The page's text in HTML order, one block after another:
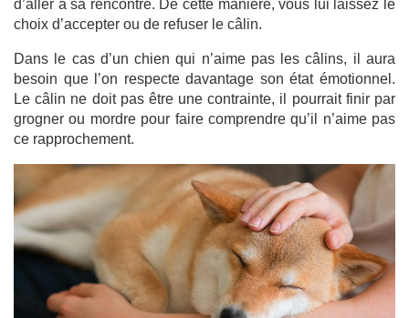
d’aller à sa rencontre. De cette manière, vous lui laissez le
choix d’accepter ou de refuser le câlin.
Dans le cas d’un chien qui n’aime pas les câlins, il aura
besoin que l’on respecte davantage son état émotionnel.
Le câlin ne doit pas être une contrainte, il pourrait finir par
grogner ou mordre pour faire comprendre qu’il n’aime pas
ce rapprochement.